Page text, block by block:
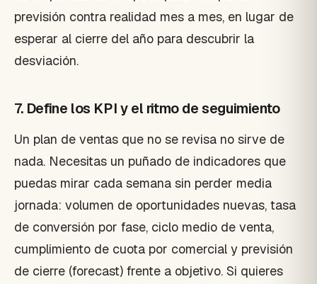
previsión contra realidad mes a mes, en lugar de
esperar al cierre del año para descubrir la
desviación.
7. Define los KPI y el ritmo de seguimiento
Un plan de ventas que no se revisa no sirve de
nada. Necesitas un puñado de indicadores que
puedas mirar cada semana sin perder media
jornada: volumen de oportunidades nuevas, tasa
de conversión por fase, ciclo medio de venta,
cumplimiento de cuota por comercial y previsión
de cierre (forecast) frente a objetivo. Si quieres